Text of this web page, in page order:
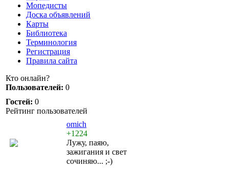
Мопедисты
Доска объявлений
Карты
Библиотека
Терминология
Регистрация
Правила сайта
Кто онлайн?
Пользователей: 0
Гостей: 0
Рейтинг пользователей
omich
+1224
Лужу, паяю,
зажигания и свет
сочиняю... ;-)